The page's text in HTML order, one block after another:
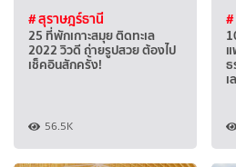
# สุราษฎร์ธานี
25 ที่พักเกาะสมุย ติดทะเล
2022 วิวดี ถ่ายรูปสวย ต้องไป
เช็คอินสักครั้ง!
56.5K
ธ
เ